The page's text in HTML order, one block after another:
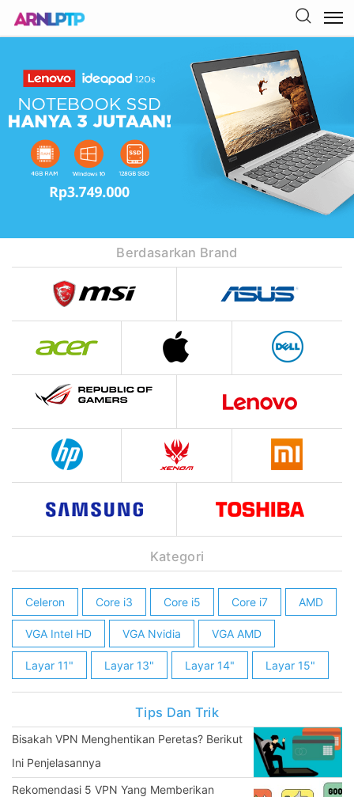
Berdasarkan Brand
Kategori
Celeron Core i3 Core i5 Core i7 AMD
VGA Intel HD VGA Nvidia VGA AMD
Layar 11" Layar 13" Layar 14" Layar 15"
Tips Dan Trik
Bisakah VPN Menghentikan Peretas? Berikut
Ini Penjelasannya
Rekomendasi 5 VPN Yang Memberikan